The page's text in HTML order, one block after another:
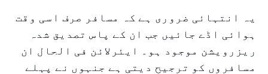
یہ انتہائی ضروری ہے کہ مسافر صرف اسی وقت
ہوائی اڈے جائیں جب ان کے پاس تصدیق شدہ
ریزرویشن موجود ہو۔ ایئرلائن فی الحال ان
مسافروں کو ترجیح دیتی ہے جنہوں نے پہلے